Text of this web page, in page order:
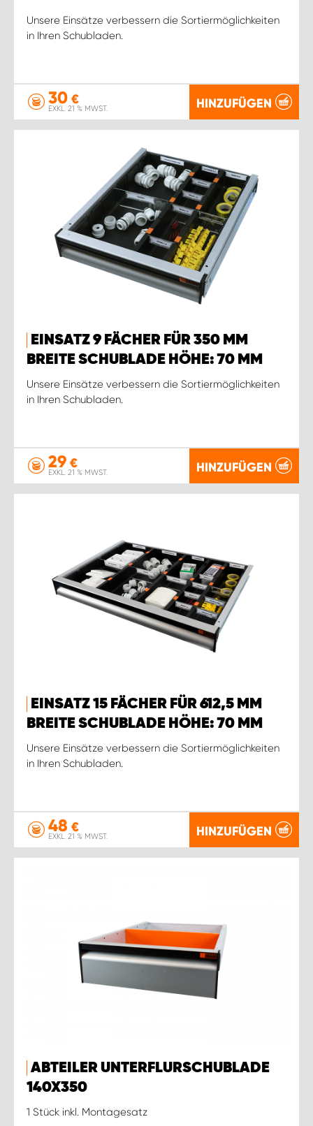
Unsere Einsätze verbessern die Sortiermöglichkeiten
in Ihren Schubladen.
30 €
EXKL. 21 % MWST. HINZUFÜGEN
EINSATZ 9 FÄCHER FÜR 350 MM
BREITE SCHUBLADE HÖHE: 70 MM
Unsere Einsätze verbessern die Sortiermöglichkeiten
in Ihren Schubladen.
29 €
EXKL. 21 % MWST. HINZUFÜGEN
EINSATZ 15 FÄCHER FÜR 612,5 MM
BREITE SCHUBLADE HÖHE: 70 MM
Unsere Einsätze verbessern die Sortiermöglichkeiten
in Ihren Schubladen.
48 €
EXKL. 21 % MWST. HINZUFÜGEN
ABTEILER UNTERFLURSCHUBLADE
140X350
1 Stück inkl. Montagesatz